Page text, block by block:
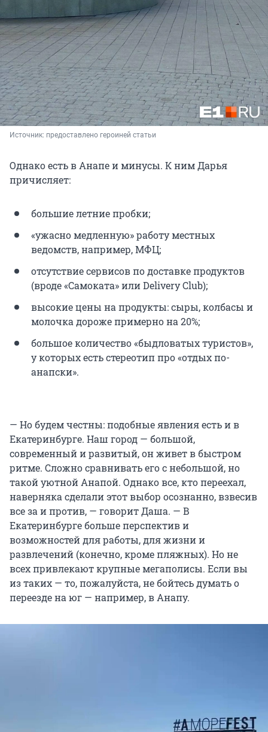
Источник: предоставлено героиней статьи
Однако есть в Анапе и минусы. К ним Дарья
причисляет:
большие летние пробки;
«ужасно медленную» работу местных
ведомств, например, МФЦ;
отсутствие сервисов по доставке продуктов
(вроде «Самоката» или Delivery Club);
высокие цены на продукты: сыры, колбасы и
молочка дороже примерно на 20%;
большое количество «быдловатых туристов»,
у которых есть стереотип про «отдых по-
анапски».
— Но будем честны: подобные явления есть и в
Екатеринбурге. Наш город — большой,
современный и развитый, он живет в быстром
ритме. Сложно сравнивать его с небольшой, но
такой уютной Анапой. Однако все, кто переехал,
наверняка сделали этот выбор осознанно, взвесив
все за и против, — говорит Даша. — В
Екатеринбурге больше перспектив и
возможностей для работы, для жизни и
развлечений (конечно, кроме пляжных). Но не
всех привлекают крупные мегаполисы. Если вы
из таких — то, пожалуйста, не бойтесь думать о
переезде на юг — например, в Анапу.